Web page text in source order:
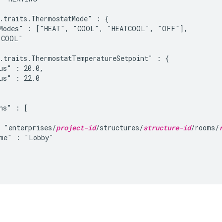
: {
: ["HEAT", "COOL", "HEATCOOL", "OFF"],
: {
: 20.0,
: 22.0
: [
"enterprises/
project-id/structures/structure-id/rooms/
: "Lobby"